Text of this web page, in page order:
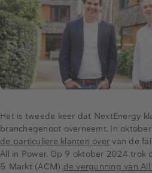
Het is tweede keer dat NextEnergy
branchegenoot overneemt. In
de particuliere klanten over van de
All in Power. Op 9 oktober 2024 trok
& Markt (ACM) de vergunning van